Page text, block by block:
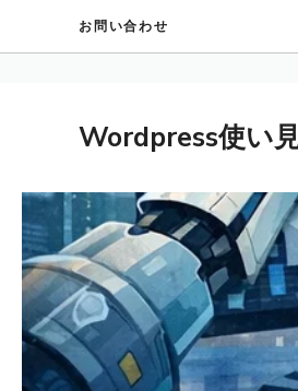
お問い合わせ
Wordpress使い